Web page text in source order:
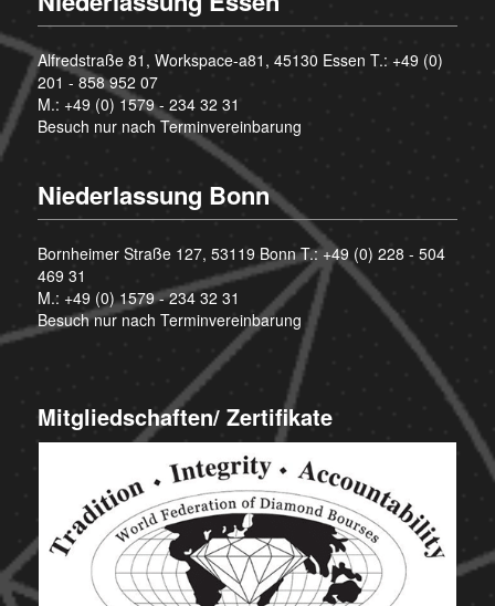
Alfredstraße 81, Workspace-a81, 45130 Essen T.: +49 (0)
201 - 858 952 07
M.: +49 (0) 1579 - 234 32 31
Besuch nur nach Terminvereinbarung
Niederlassung Bonn
Bornheimer Straße 127, 53119 Bonn T.:+49 (0) 228 - 504
469 31
M.: +49 (0) 1579 - 234 32 31
Besuch nur nach Terminvereinbarung
Mitgliedschaften/ Zertifikate